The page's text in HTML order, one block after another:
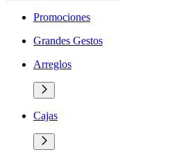
Promociones
Grandes Gestos
Arreglos
Cajas